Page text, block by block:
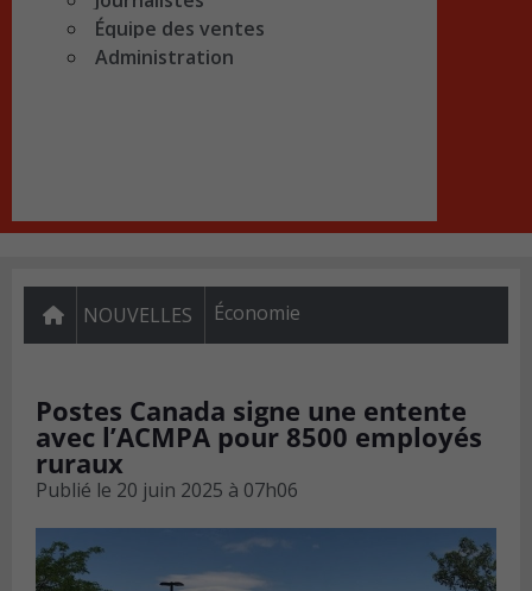
Équipe des ventes
Administration
NOUVELLES Économie
Postes Canada signe une entente
avec l’ACMPA pour 8500 employés
ruraux
Publié le 20 juin 2025 à 07h06